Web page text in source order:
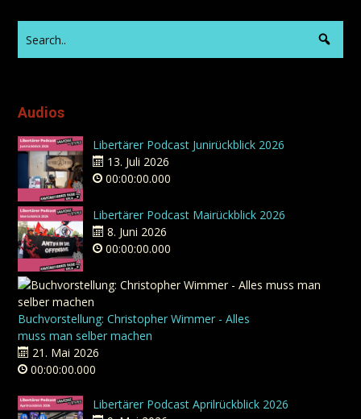
Audios
Libertärer Podcast Junirückblick 2026
13. Juli 2026
00:00:00.000
Libertärer Podcast Mairückblick 2026
8. Juni 2026
00:00:00.000
Buchvorstellung: Christopher Wimmer - Alles
muss man selber machen
21. Mai 2026
00:00:00.000
Libertärer Podcast Aprilrückblick 2026